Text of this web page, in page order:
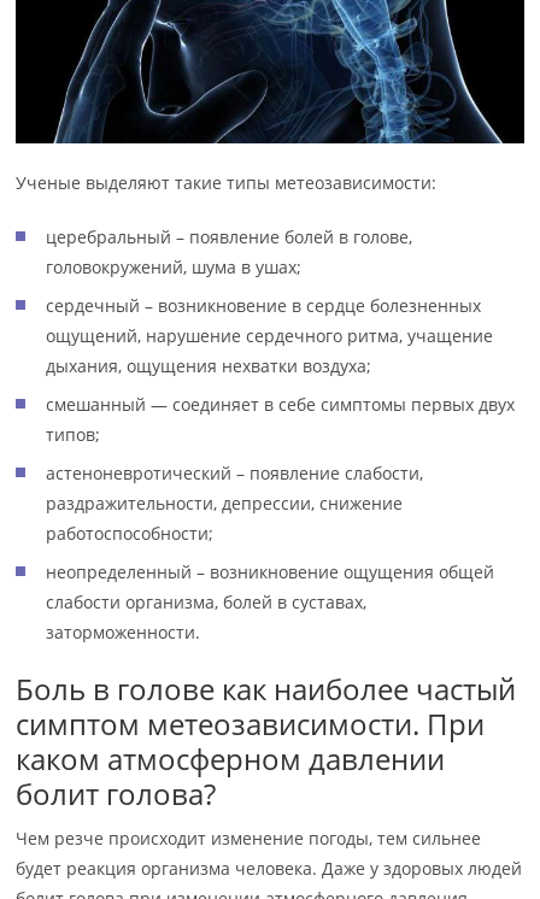
Ученые выделяют такие типы метеозависимости:
церебральный – появление болей в голове,
головокружений, шума в ушах;
сердечный – возникновение в сердце болезненных
ощущений, нарушение сердечного ритма, учащение
дыхания, ощущения нехватки воздуха;
смешанный — соединяет в себе симптомы первых двух
типов;
астеноневротический – появление слабости,
раздражительности, депрессии, снижение
работоспособности;
неопределенный – возникновение ощущения общей
слабости организма, болей в суставах,
заторможенности.
Боль в голове как наиболее частый
симптом метеозависимости. При
каком атмосферном давлении
болит голова?
Чем резче происходит изменение погоды, тем сильнее
будет реакция организма человека. Даже у здоровых людей